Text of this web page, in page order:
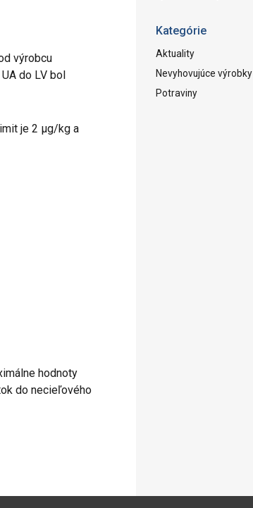
výrobcu
do LV bol
je 2 µg/kg a
hodnoty
do necieľového
Kategórie
Aktuality
Nevyhovujúce výrobky
Potraviny